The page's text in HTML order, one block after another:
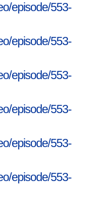
episode/553-
episode/553-
episode/553-
episode/553-
episode/553-
episode/553-